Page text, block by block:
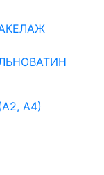
А4)